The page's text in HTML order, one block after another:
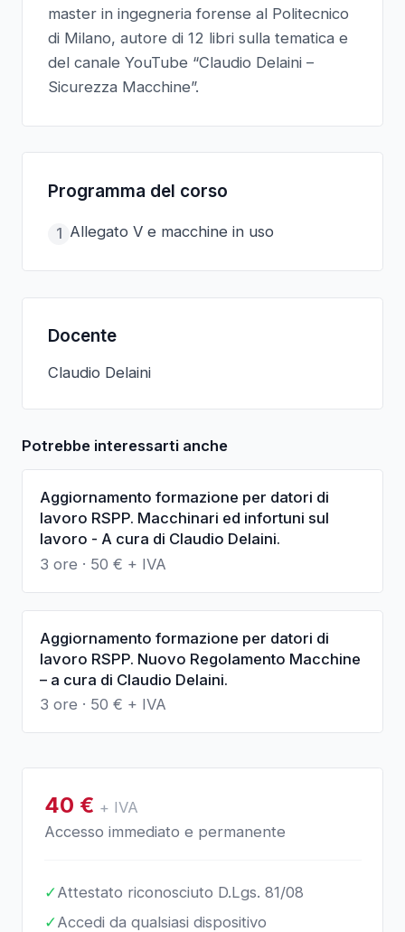
master in ingegneria forense al Politecnico
di Milano, autore di 12 libri sulla tematica e
del canale YouTube “Claudio Delaini –
Sicurezza Macchine”.
Programma del corso
1 Allegato V e macchine in uso
Docente
Claudio Delaini
Potrebbe interessarti anche
Aggiornamento formazione per datori di
lavoro RSPP. Macchinari ed infortuni sul
lavoro - A cura di Claudio Delaini.
3 ore · 50 € + IVA
Aggiornamento formazione per datori di
lavoro RSPP. Nuovo Regolamento Macchine
– a cura di Claudio Delaini.
3 ore · 50 € + IVA
40 € + IVA
Accesso immediato e permanente
✓Attestato riconosciuto D.Lgs. 81/08
✓Accedi da qualsiasi dispositivo